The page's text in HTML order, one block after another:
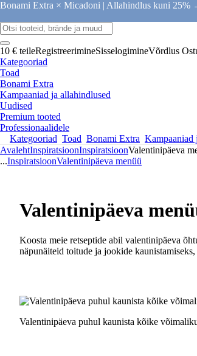
Bonami Extra × Micadoni | Allahindlus kuni 25%
10 € teileRegistreerimineSisselogimineVõrdlus
Kategooriad
Toad
Bonami Extra
Kampaaniad ja allahindlused
Uudised
Premium tooted
Professionaalidele
Kategooriad Toad Bonami Extra Kampaaniad
AvalehtInspiratsioonInspiratsioonValentinipäeva
...InspiratsioonValentinipäeva menüü
Valentinipäeva
Koosta meie retseptide abil valentinipäeva
näpunäiteid toitude ja jookide
Valentinipäeva puhul kaunista kõike